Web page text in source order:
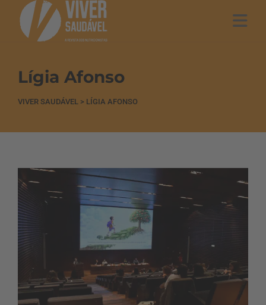
Lígia Afonso
VIVER SAUDÁVEL > LÍGIA AFONSO